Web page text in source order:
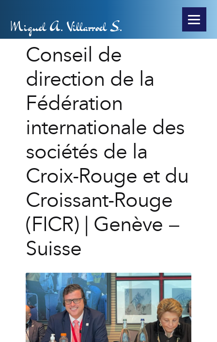
Miguel A. Villarroel S.
Conseil de
direction de la
Fédération
internationale des
sociétés de la
Croix-Rouge et du
Croissant-Rouge
(FICR) | Genève –
Suisse